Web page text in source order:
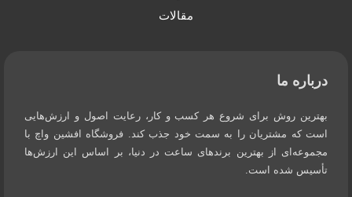
مقالات
درباره ما
بهترین روش برای شروع هر کسب و کار، رعایت اصول و ارزش‌هایی
است که مشتریان را به سمت خود جذب کند. فروشگاه افشین واچ با
مجموعه‌ای از بهترین برندهای ساعت در دنیا، بر اساس این ارزش‌ها
تأسیس شده است.